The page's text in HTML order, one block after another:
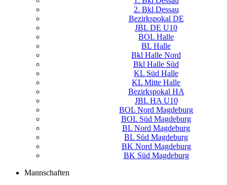
2. Bkl Dessau
Bezirkspokal DE
JBL DE U10
BOL Halle
BL Halle
Bkl Halle Nord
Bkl Halle Süd
KL Süd Halle
KL Mitte Halle
Bezirkspokal HA
JBL HA U10
BOL Nord Magdeburg
BOL Süd Magdeburg
BL Nord Magdeburg
BL Süd Magdeburg
BK Nord Magdeburg
BK Süd Magdeburg
Mannschaften